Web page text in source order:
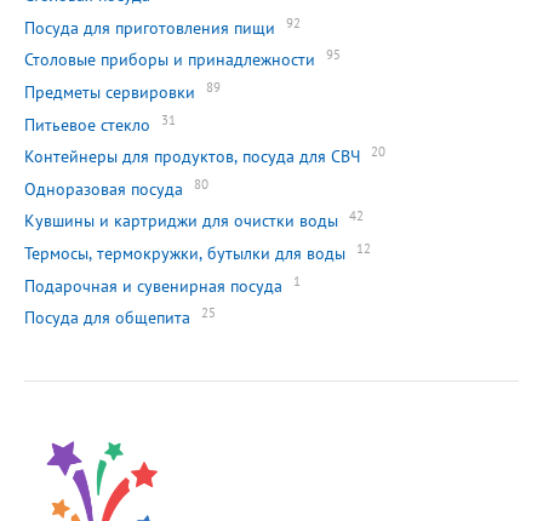
Посуда для приготовления пищи 92
Столовые приборы и принадлежности 95
Предметы сервировки 89
Питьевое стекло 31
Контейнеры для продуктов, посуда для СВЧ 20
Одноразовая посуда 80
Кувшины и картриджи для очистки воды 42
Термосы, термокружки, бутылки для воды 12
Подарочная и сувенирная посуда 1
Посуда для общепита 25